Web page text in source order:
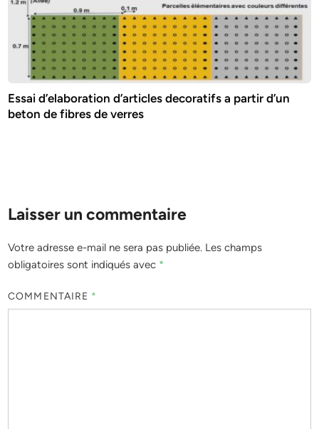
Essai d’elaboration d’articles decoratifs a partir d’un
beton de fibres de verres
Laisser un commentaire
Votre adresse e-mail ne sera pas publiée. Les champs
obligatoires sont indiqués avec *
COMMENTAIRE *